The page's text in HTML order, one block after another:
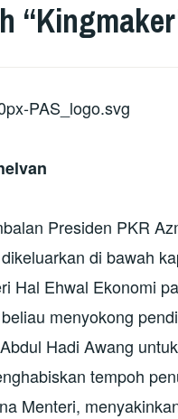
Presiden PKR
di bawah
Hal Ehwal Ekonomi
menyokong
Hadi Awang
tempoh
Menteri,